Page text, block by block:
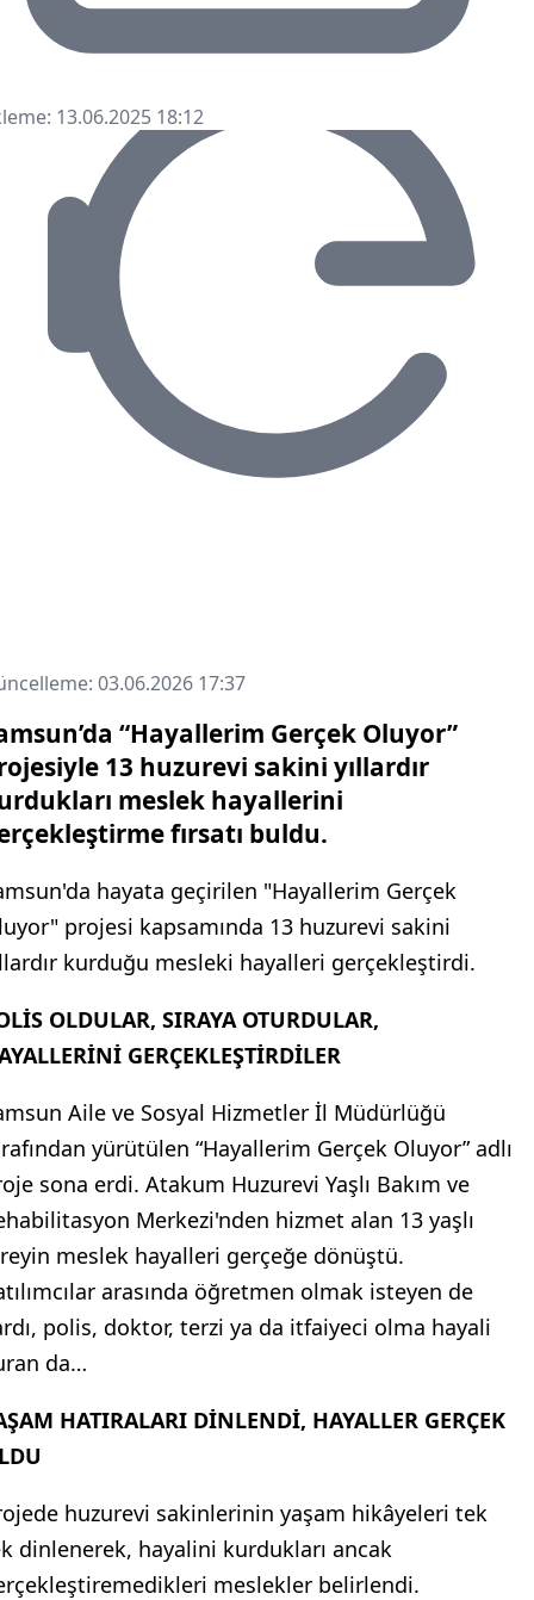
13.06.2025 18:12
03.06.2026 17:37
“Hayallerim Gerçek Oluyor”
13 huzurevi sakini yıllardır
meslek hayallerini
fırsatı buldu.
hayata geçirilen "Hayallerim Gerçek
projesi kapsamında 13 huzurevi sakini
kurduğu mesleki hayalleri gerçekleştirdi.
OLDULAR, SIRAYA OTURDULAR,
GERÇEKLEŞTİRDİLER
Aile ve Sosyal Hizmetler İl Müdürlüğü
yürütülen “Hayallerim Gerçek Oluyor” adlı
sona erdi. Atakum Huzurevi Yaşlı Bakım ve
Merkezi'nden hizmet alan 13 yaşlı
meslek hayalleri gerçeğe dönüştü.
arasında öğretmen olmak isteyen de
polis, doktor, terzi ya da itfaiyeci olma hayali
da…
HATIRALARI DİNLENDİ, HAYALLER GERÇEK
huzurevi sakinlerinin yaşam hikâyeleri tek
dinlenerek, hayalini kurdukları ancak
meslekler belirlendi.